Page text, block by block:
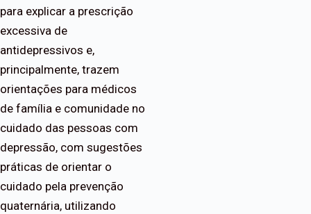
para explicar a prescrição
excessiva de
antidepressivos e,
principalmente, trazem
orientações para médicos
de família e comunidade no
cuidado das pessoas com
depressão, com sugestões
práticas de orientar o
cuidado pela prevenção
quaternária, utilizando